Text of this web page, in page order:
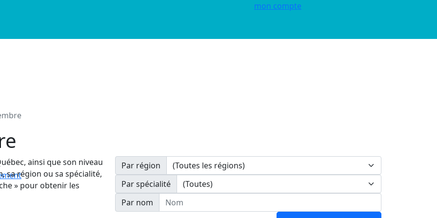
mon compte
ainsi que son niveau
sa région ou sa spécialité,
» pour obtenir les
Par région
Par spécialité
Nom
Par nom